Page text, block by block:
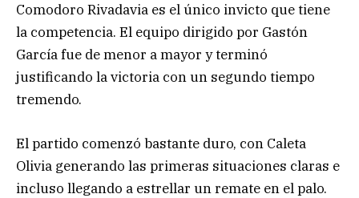
Comodoro Rivadavia es el único invicto que tiene
la competencia. El equipo dirigido por Gastón
García fue de menor a mayor y terminó
justificando la victoria con un segundo tiempo
tremendo.
El partido comenzó bastante duro, con Caleta
Olivia generando las primeras situaciones claras e
incluso llegando a estrellar un remate en el palo.